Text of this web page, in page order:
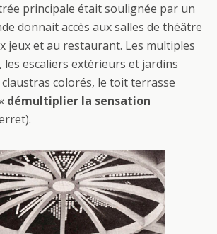
principale était soulignée par un
donnait accès aux salles de théâtre
jeux et au restaurant. Les multiples
les escaliers extérieurs et jardins
colorés, le toit terrasse
démultiplier la sensation